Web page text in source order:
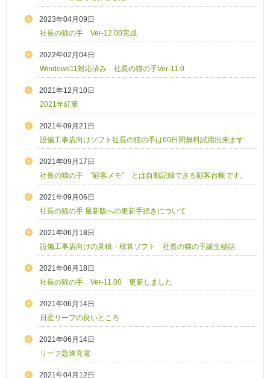
2023年04月09日
社長の猫の手 Ver-12.00完成
2022年02月04日
Windows11対応済み 社長の猫の手Ver-11.0
2021年12月10日
2021年紅葉
2021年09月21日
設備工事店向けソフト社長の猫の手は60日間無料試用出来ます
2021年09月17日
社長の猫の手 ”顧客メモ” とは自動記録できる顧客台帳です。
2021年09月06日
社長の猫の手 最新版への更新手続きについて
2021年06月18日
設備工事店向けの見積・積算ソフト 社長の猫の手誕生秘話
2021年06月18日
社長の猫の手 Ver-11.00 更新しました
2021年06月14日
日産リーフの良いところ
2021年06月14日
リーフ急速充電
2021年04月12日